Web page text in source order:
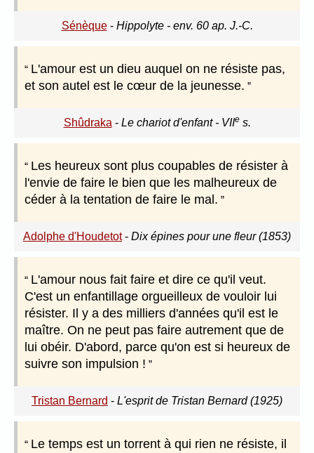
Sénèque- Hippolyte - env. 60 ap. J.-C.
L'amour est un dieu auquel on ne résiste pas,
et son autel est le cœur de la jeunesse.
Shûdraka - Le chariot d'enfant - VIIes.
Les heureux sont plus coupables de résister à
l'envie de faire le bien que les malheureux de
céder à la tentation de faire le mal.
Adolphe d'Houdetot- Dix épines pour une fleur (1853)
L'amour nous fait faire et dire ce qu'il veut.
C'est un enfantillage orgueilleux de vouloir lui
résister. Il y a des milliers d'années qu'il est le
maître. On ne peut pas faire autrement que de
lui obéir. D'abord, parce qu'on est si heureux de
suivre son impulsion !
Tristan Bernard - L'esprit de Tristan Bernard (1925)
Le temps est un torrent à qui rien ne résiste, il